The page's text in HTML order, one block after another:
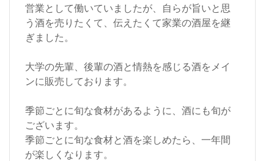
営業として働いていましたが、自らが旨いと思
う酒を売りたくて、伝えたくて家業の酒屋を継
ぎました。
大学の先輩、後輩の酒と情熱を感じる酒をメイ
ンに販売しております。
季節ごとに旬な食材があるように、酒にも旬が
ございます。
季節ごとに旬な食材と酒を楽しめたら、一年間
が楽しくなります。